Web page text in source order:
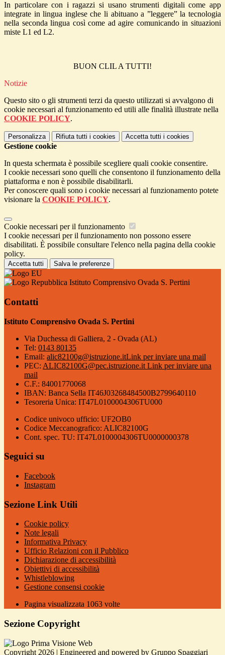
In particolare con i ragazzi si usano strumenti digitali come app
integrate in lingua inglese che li abituano a ”leggere” la tecnologia
nella seconda lingua così come ad agire comunicando in situazioni
miste L1 ed L2.
BUON CLIL A TUTTI!
Notizie
Questo sito o gli strumenti terzi da questo utilizzati si avvalgono di
cookie necessari al funzionamento ed utili alle finalità illustrate nella
COOKIE POLICY.
Personalizza Rifiuta tutti i cookies Accetta tutti i cookies
Gestione cookie
In questa schermata è possibile scegliere quali cookie consentire.
I cookie necessari sono quelli che consentono il funzionamento della
piattaforma e non è possibile disabilitarli.
Per conoscere quali sono i cookie necessari al funzionamento potete
visionare la COOKIE POLICY.
Cookie necessari per il funzionamento
I cookie necessari per il funzionamento non possono essere
disabilitati. È possibile consultare l'elenco nella pagina della cookie
policy.
Accetta tutti Salva le preferenze
Istituto Comprensivo Ovada S. Pertini
Contatti
Istituto Comprensivo Ovada S. Pertini
Via Duchessa di Galliera, 2 - Ovada (AL)
Tel: 0143 80135
Email: alic82100g@istruzione.itLink per inviare una mail
PEC: ALIC82100G@pec.istruzione.it Link per inviare una
mail
C.F.: 84001770068
IBAN: Banca Sella IT46J03268484500B2799640110
Tesoreria Unica: IT47L0100004306TU000
Codice univoco ufficio: UF2OB0
Codice Meccanografico: ALIC82100G
Cont. spec. TU: IT47L0100004306TU0000000378
Seguici su
Facebook
Instagram
Sezione Link Utili
Cookie policy
Note legali
Informativa Privacy
Ufficio Relazioni con il Pubblico
Dichiarazione di accessibilità
Obiettivi di accessibilità
Whistleblowing
Gestione consensi cookie
Pagina visualizzata 1063 volte
Sezione Copyright
Copyright 2026 | Engineered and powered by Gruppo Spaggiari